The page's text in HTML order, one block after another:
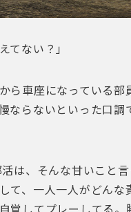
てない？」
ら車座になっている部
ならないといった口調
活は、そんな甘いこと
て、一人一人がどんな
覚してプレーしてる。